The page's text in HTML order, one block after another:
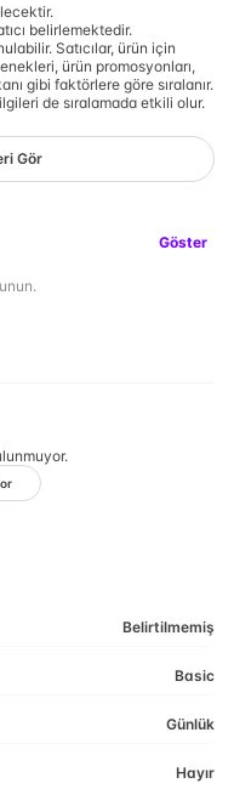
belirlemektedir.
Satıcılar, ürün için
ürün promosyonları,
gibi faktörlere göre sıralanır.
de sıralamada etkili olur.
Gör
Göster
Belirtilmemiş
Basic
Günlük
Hayır